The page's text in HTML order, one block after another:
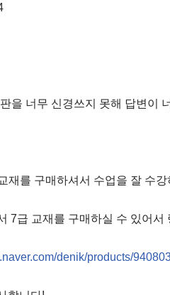
을 너무 신경쓰지 못해 답변이
재를 구매하셔서 수업을 잘 수
7급 교재를 구매하실 수 있어서
denik/products/